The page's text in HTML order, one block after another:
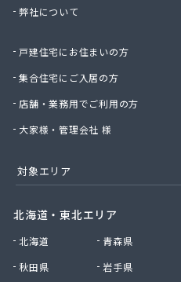
星のや商店
聖火産業株式会社
西部燃料ガス株式会社
石井商店
石崎平八郎商店
赤羽根プロパンガス
赤羽燃料店
川津商店
川俣商販株式会社
早見商店
弊社について
戸建住宅にお住まいの方
集合住宅にご入居の方
店舗・業務用でご利用の方
大家様・管理会社 様
対象エリア
北海道・東北エリア
北海道
青森県
秋田県
岩手県